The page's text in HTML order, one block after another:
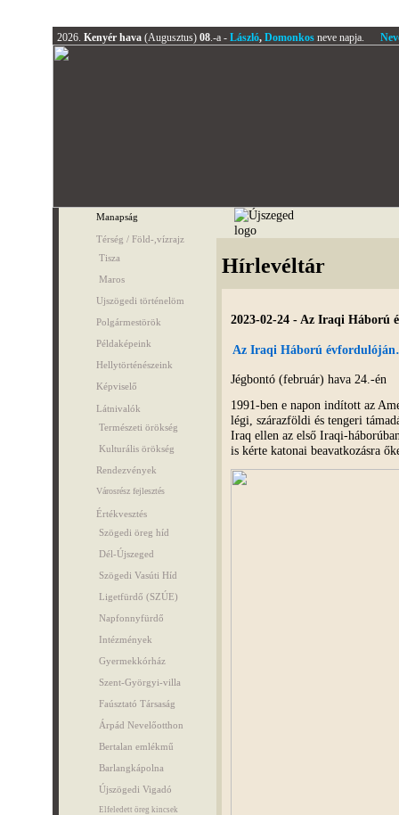
2026. Kenyér hava (Augusztus) 08.-a - László, Domonkosneve napja.
Manapság
Térség / Föld-,vízrajz
Tisza
Maros
Ujszögedi történelöm
Polgármestörök
Példaképeink
Hellytörténészeink
Képviselő
Látnivalók
Természeti örökség
Kulturális örökség
Rendezvények
Városrész fejlesztés
Értékvesztés
Szögedi öreg híd
Dél-Újszeged
Szögedi Vasúti Híd
Ligetfürdő (SZÚE)
Napfonnyfürdő
Intézmények
Gyermekkórház
Szent-Györgyi-villa
Faúsztató Társaság
Árpád Nevelőotthon
Bertalan emlékmű
Barlangkápolna
Újszögedi Vigadó
Elfeledett öreg kincsek
Hírlevéltár
2023-02-24 - Az Iraqi
Az Iraqi Háború
Jégbontó (február) hava 24.-én
1991-ben e napon indított az
légi, szárazföldi és tengeri
Iraq ellen az első Iraqi-
is kérte katonai beavatkozásra